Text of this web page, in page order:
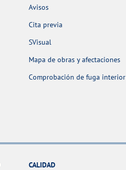
Avisos
Cita previa
SVisual
Mapa de obras y afectaciones
Comprobación de fuga interior
CALIDAD